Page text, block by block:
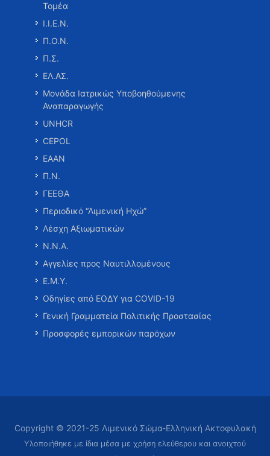
Τομέα
Ι.Ι.Ε.Ν.
Π.Ο.Ν.
Π.Σ.
ΕΛ.ΑΣ.
Μονάδα Ιατρικώς Υποβοηθούμενης
Αναπαραγωγής
UNHCR
CEPOL
ΕΑΑΝ
Π.Ν.
ΓΕΕΘΑ
Περιοδικό “Λιμενική Ηχώ”
Λέσχη Αξιωματικών
Ν.Ν.Α.
Αγγελίες προς Ναυτιλλομένους
Ε.Μ.Υ.
Οδηγίες από ΕΟΔΥ για COVID-19
Γενική Γραμματεία Πολιτικής Προστασίας
Προσφορές εμπορικών παρόχων
Copyright © 2021-25 Λιμενικό Σώμα-Ελληνική Ακτοφυλακή
Υλοποιήθηκε με ίδια μέσα με χρήση ελεύθερου και ανοιχτού